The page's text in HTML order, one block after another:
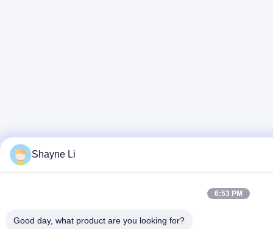
Shayne Li
6:53 PM
Good day, what product are you looking for?